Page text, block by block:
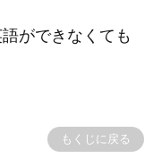
ができなくても
もくじに戻る